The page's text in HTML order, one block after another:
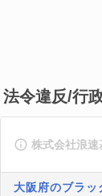
法令違反/行
株式会社浪速
大阪府のブラッ